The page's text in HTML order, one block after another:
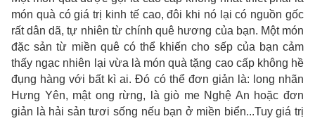
món quà có giá trị kinh tế cao, đôi khi nó lại có nguồn gốc
rất dân dã, tự nhiên từ chính quê hương của bạn. Một món
đặc sản từ miền quê có thể khiến cho sếp của bạn cảm
thấy ngạc nhiên lại vừa là món quà tặng cao cấp không hề
đụng hàng với bất kì ai. Đó có thể đơn giản là: long nhãn
Hưng Yên, mật ong rừng, là giò me Nghệ An hoặc đơn
giản là hải sản tươi sống nếu bạn ở miền biển...Tuy giá trị